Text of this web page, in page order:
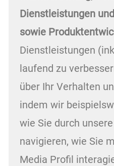
Dienstleistungen
sowie
Dienstleistungen
laufend zu
über Ihr Verhalten
indem wir
wie Sie durch
navigieren, wie Sie
Media Profil